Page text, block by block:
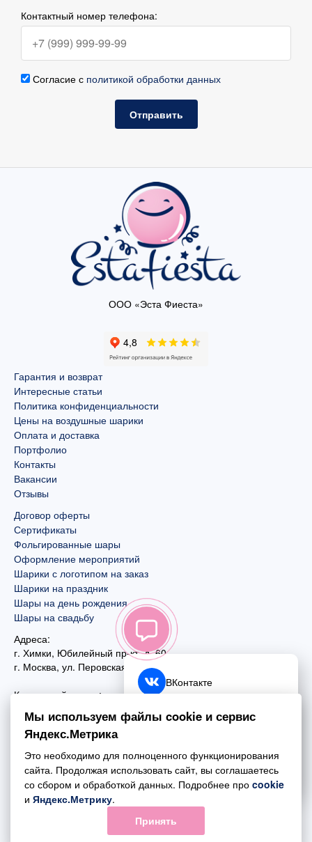
Контактный номер телефона:
Согласие с политикой обработки данных
Отправить
ООО «Эста Фиеста»
Гарантия и возврат
Интересные статьи
Политика конфиденциальности
Цены на воздушные шарики
Оплата и доставка
Портфолио
Контакты
Вакансии
Отзывы
Договор оферты
Сертификаты
Фольгированные шары
Оформление мероприятий
Шарики с логотипом на заказ
Шарики на праздник
Шары на день рождения
Шары на свадьбу
Адреса:
г. Химки, Юбилейный пр-кт, д. 60
г. Москва, ул. Перовская, д. 59
Контактный номер:
+7 (495) 970-44-75
Почта:
mail@esta-fiesta.ru
Режим работы интернет-магазина:
ПН-ВС с 09:00 до 21:00
ВКонтакте
Telegram
Обратный звонок
Мы используем файлы cookie и сервис
Яндекс.Метрика
Это необходимо для полноценного функционирования
сайта. Продолжая использовать сайт, вы соглашаетесь
со сбором и обработкой данных. Подробнее про cookie
и Яндекс.Метрику.
Принять